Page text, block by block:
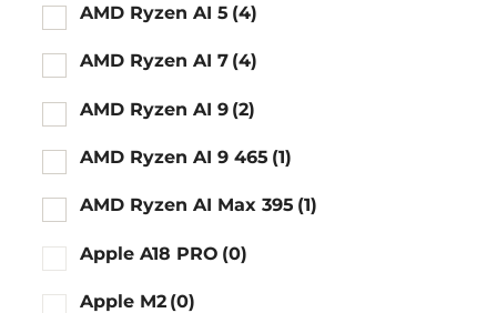
AMD Ryzen AI 5 (4)
AMD Ryzen AI 7 (4)
AMD Ryzen AI 9 (2)
AMD Ryzen AI 9 465 (1)
AMD Ryzen AI Max 395 (1)
Apple A18 PRO (0)
Apple M2 (0)